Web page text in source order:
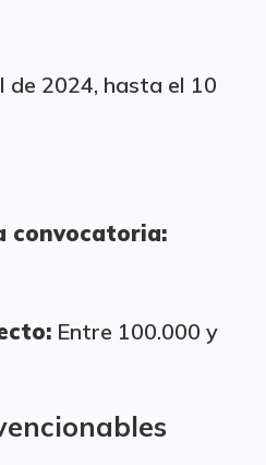
de 2024, hasta el 10
convocatoria:
Entre 100.000 y